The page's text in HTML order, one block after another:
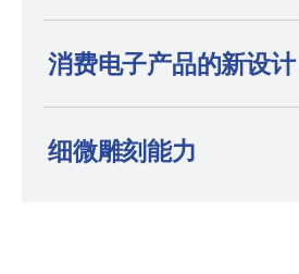
消费电子产品的新设计
细微雕刻能力